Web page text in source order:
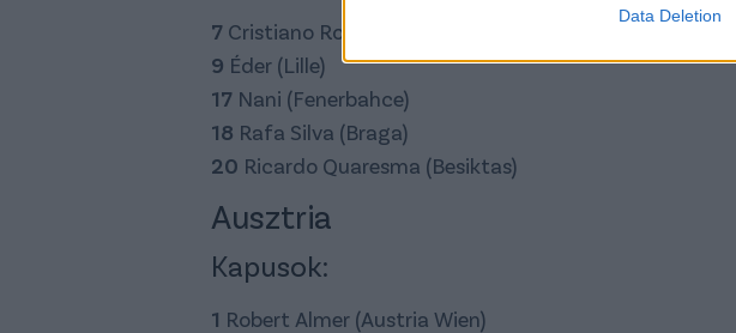
Data Deletion
7 Cristiano Ronaldo (Real Madrid)
9 Éder (Lille)
17 Nani (Fenerbahce)
18 Rafa Silva (Braga)
20 Ricardo Quaresma (Besiktas)
Ausztria
Kapusok:
1 Robert Almer (Austria Wien)